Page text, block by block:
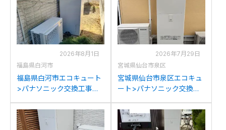
2026年8月1日
福島県白河市
福島県白河市エコキュート
>パナソニック交換工事施
T37GRからパナソニック
HE-LS37LQSへの交換
2026年7月29日
宮城県仙台市泉区
宮城県仙台市泉区エコキュ
ート>パナソニック交換工
TUN37LFVからパナソニッ
クHE-LS37LQSへの交換